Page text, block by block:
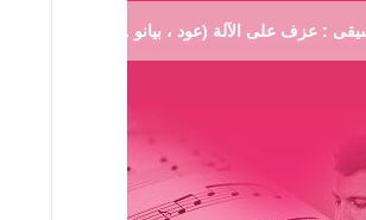
: عزف على الآلة (عود ، بيانو ...)